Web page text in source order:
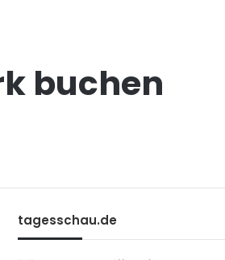
buchen
tagesschau.de